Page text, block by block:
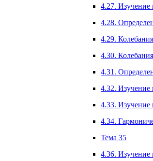
4.27. Изучение
4.28.
4.29.
4.30.
4.31.
4.32. Изучение
4.33. Изучение
4.34.
Тема 35
4.36. Изучение